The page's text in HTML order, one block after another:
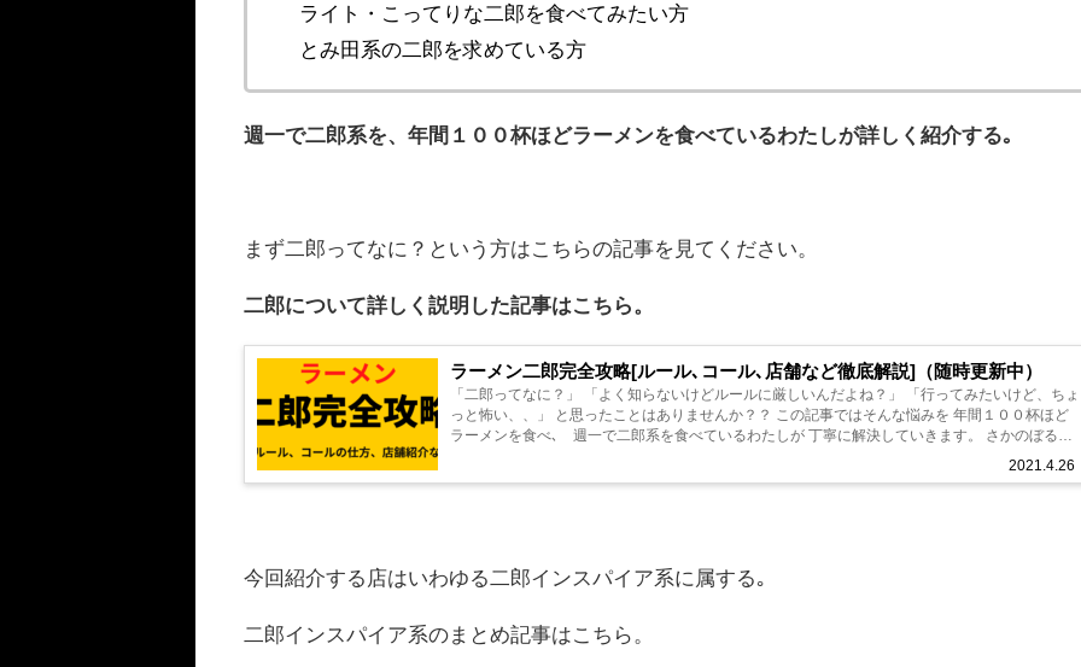
ライト・こってりな二郎を食べてみたい方
とみ田系の二郎を求めている方
週一で二郎系を、年間１００杯ほどラーメンを食べているわたしが詳しく紹介する｡
まず二郎ってなに？という方はこちらの記事を見てください。
二郎について詳しく説明した記事はこちら。
ラーメン二郎完全攻略[ルール､コール､店舗など徹底解説]（随時更新中）
2021.4.26
「二郎ってなに？」 「よく知らないけどルールに厳しいんだよね？」 「行ってみたいけど、ちょ
っと怖い、、」 と思ったことはありませんか？？ この記事ではそんな悩みを 年間１００杯ほど
ラーメンを食べ､ 週一で二郎系を食べているわたしが 丁寧に解決していきます。 さかのぼると
今回紹介する店はいわゆる二郎インスパイア系に属する｡
二郎インスパイア系のまとめ記事はこちら。